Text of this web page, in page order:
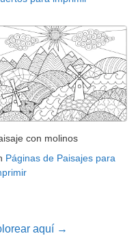
con molinos
Páginas de Paisajes para
aquí →